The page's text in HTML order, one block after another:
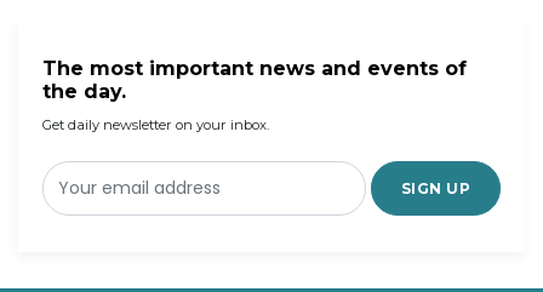
The most important news and events of
the day.
Get daily newsletter on your inbox.
SIGN UP